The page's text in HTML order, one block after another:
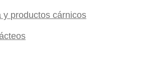
y productos cárnicos